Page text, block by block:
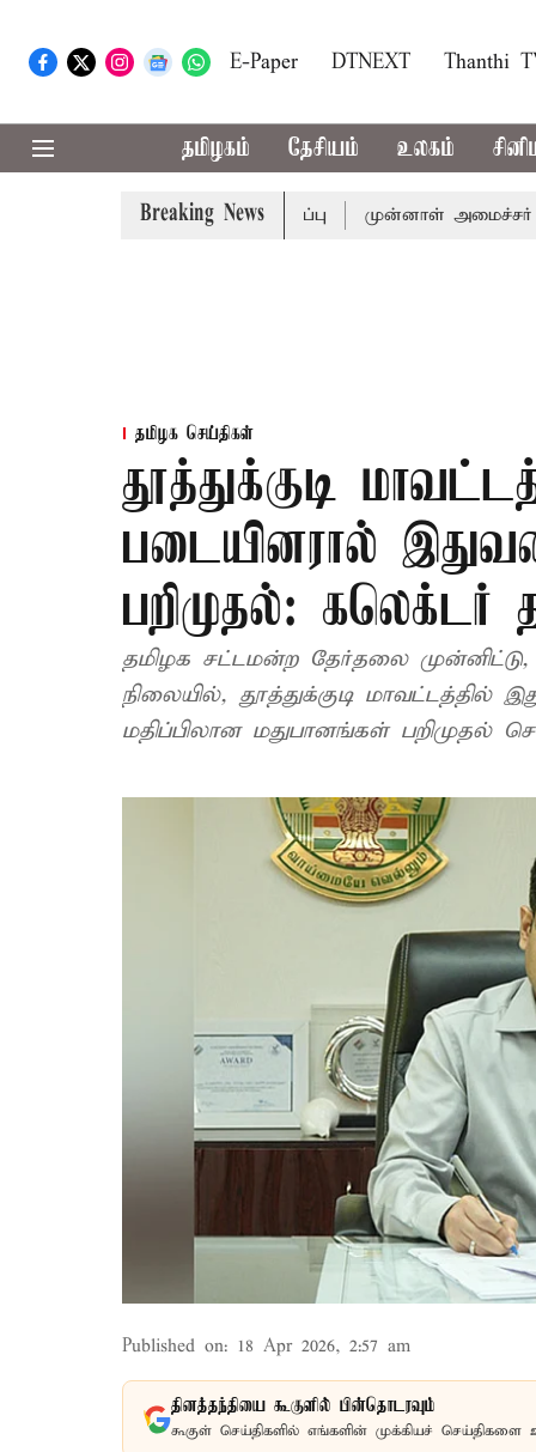
E-Paper DTNEXT Thanthi
தமிழகம் தேசியம் உலகம்
Breaking News
அமைச்சர் விஜய் அழைப்பு முன்னாள் அமைச்சர்
தமிழக செய்திகள்
தூத்துக்குடி
படையினரால்
பறிமுதல்: கலெக்டர்
தமிழக சட்டமன்ற தேர்தலை
நிலையில், தூத்துக்குடி மாவட்டத்தில்
மதிப்பிலான மதுபானங்கள் பறிமுதல்
Published on: 18 Apr 2026, 2:57 am
தினத்தந்தியை கூகுளில் பின்தொடரவும்
கூகுள் செய்திகளில் எங்களின் முக்கியச் செய்திகளை